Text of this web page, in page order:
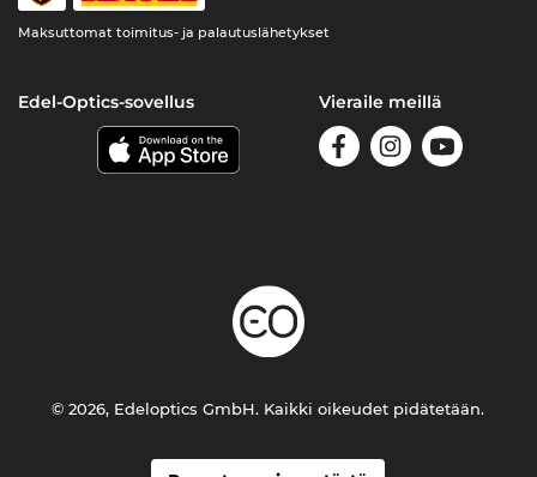
Maksuttomat toimitus- ja palautuslähetykset
Edel-Optics-sovellus Vieraile meillä
© 2026, Edeloptics GmbH. Kaikki oikeudet pidätetään.